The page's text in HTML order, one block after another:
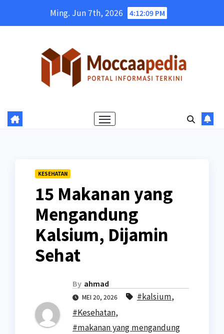
Ming. Jun 7th, 2026 4:12:10 PM
KESEHATAN
15 Makanan yang
Mengandung
Kalsium, Dijamin
Sehat
By ahmad
MEI 20, 2026 #kalsium,
#Kesehatan,
#makanan yang mengandung